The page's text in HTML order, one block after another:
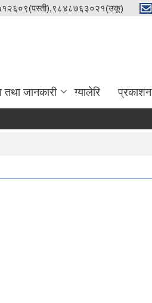
तथा जानकारी ग्यालेरि प्रकाशन